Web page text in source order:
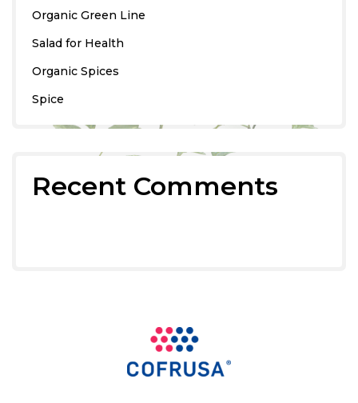
Organic Green Line
Salad for Health
Organic Spices
Spice
Recent Comments